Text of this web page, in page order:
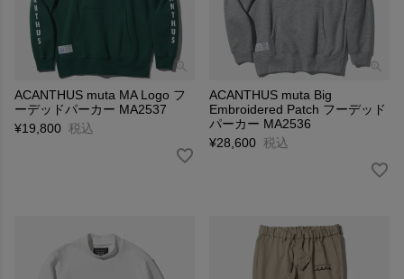
ACANTHUS muta MA Logo フ
ーデッドパーカー MA2537
¥19,800 税込
ACANTHUS muta Big
Embroidered Patch フーデッド
パーカー MA2536
¥28,600 税込